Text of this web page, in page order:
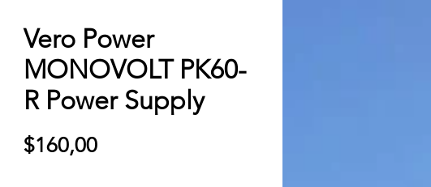
Vero Power
MONOVOLT PK60-
R Power Supply
$160,00Fiyat